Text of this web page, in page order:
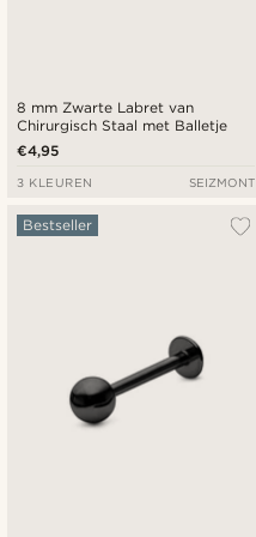
8 mm Zwarte Labret van
Chirurgisch Staal met Balletje
€4,95
3 KLEUREN SEIZMONT
Bestseller